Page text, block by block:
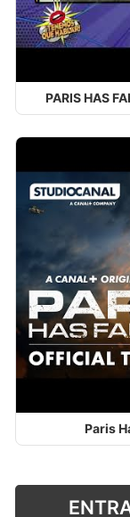
PARIS HAS
Paris